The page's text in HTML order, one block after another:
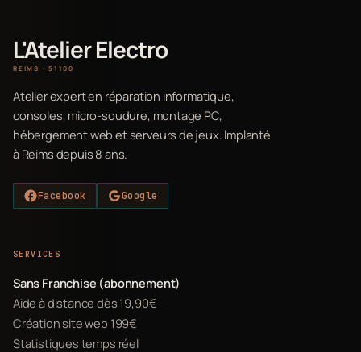
L'Atelier Electro
REIMS · 51100
Atelier expert en réparation informatique,
consoles, micro-soudure, montage PC,
hébergement web et serveurs de jeux. Implanté
à Reims depuis 8 ans.
Facebook Google
SERVICES
Sans Franchise (abonnement)
Aide à distance dès 19,90€
Création site web 199€
Statistiques temps réel